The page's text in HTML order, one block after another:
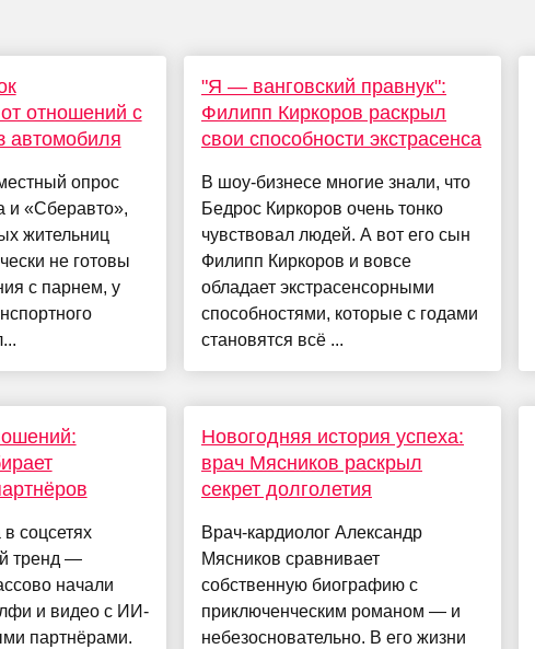
отношений с
автомобиля
опрос
и «Сберавто»,
жительниц
не готовы
с парнем, у
соцсетях
тренд —
начали
и видео с ИИ-
партнёрами.
"Я — ванговский правнук":
Филипп Киркоров раскрыл
свои способности экстрасенса
В шоу-бизнесе многие знали, что
Бедрос Киркоров очень тонко
чувствовал людей. А вот его сын
Филипп Киркоров и вовсе
обладает экстрасенсорными
способностями, которые с годами
становятся всё ...
Новогодняя история успеха:
врач Мясников раскрыл
секрет долголетия
Врач-кардиолог Александр
Мясников сравнивает
собственную биографию с
приключенческим романом — и
небезосновательно. В его жизни